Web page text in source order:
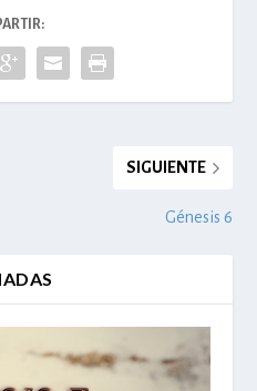
SIGUIENTE
Génesis 6